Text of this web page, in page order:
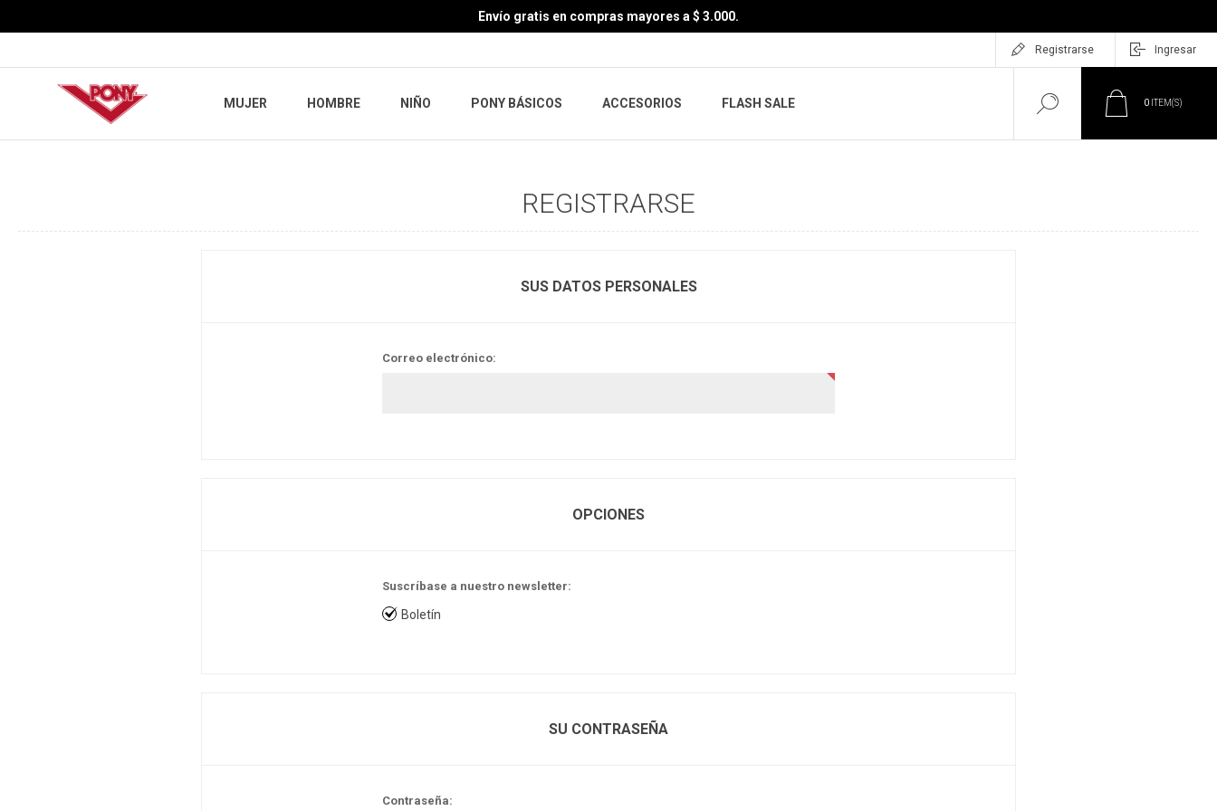
Envío gratis en compras mayores a $ 3.000.
Registrarse Ingresar
MUJER HOMBRE NIÑO PONY BÁSICOS ACCESORIOS FLASH SALE 0 ITEM(S)
REGISTRARSE
SUS DATOS PERSONALES
Correo electrónico:
OPCIONES
Suscríbase a nuestro newsletter:
Boletín
SU CONTRASEÑA
Contraseña: